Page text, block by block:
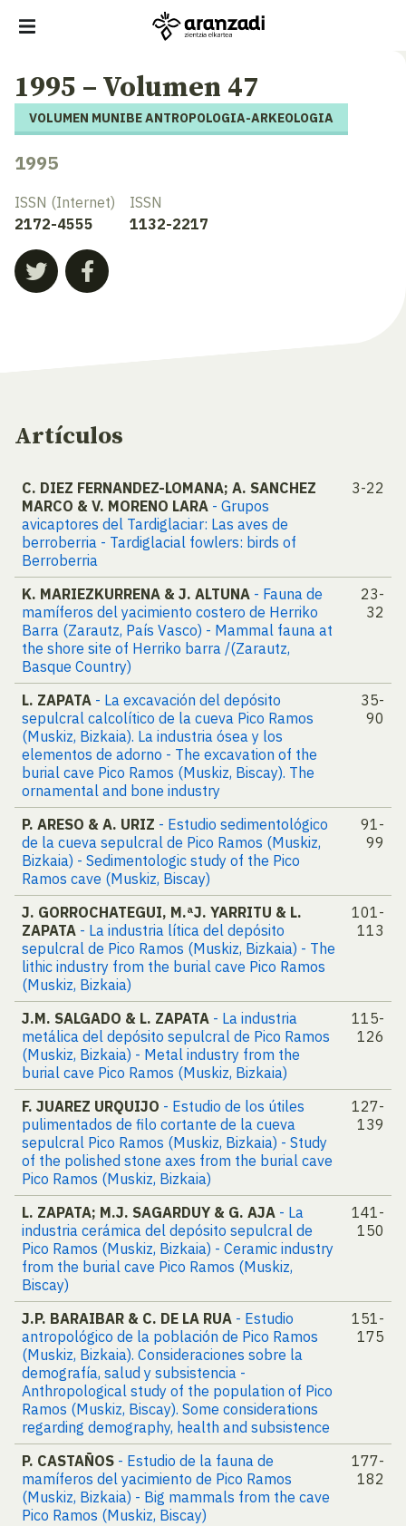
1995 – Volumen 47
VOLUMEN MUNIBE ANTROPOLOGIA-ARKEOLOGIA
1995
ISSN (Internet)
2172-4555
ISSN
1132-2217
Artículos
C. DIEZ FERNANDEZ-LOMANA; A. SANCHEZ
MARCO & V. MORENO LARA - Grupos
avicaptores del Tardiglaciar: Las aves de
berroberria - Tardiglacial fowlers: birds of
Berroberria
3-22
K. MARIEZKURRENA & J. ALTUNA - Fauna de
mamíferos del yacimiento costero de Herriko
Barra (Zarautz, País Vasco) - Mammal fauna at
the shore site of Herriko barra /(Zarautz,
Basque Country)
23-
32
L. ZAPATA - La excavación del depósito
sepulcral calcolítico de la cueva Pico Ramos
(Muskiz, Bizkaia). La industria ósea y los
elementos de adorno - The excavation of the
burial cave Pico Ramos (Muskiz, Biscay). The
ornamental and bone industry
35-
90
P. ARESO & A. URIZ - Estudio sedimentológico
de la cueva sepulcral de Pico Ramos (Muskiz,
Bizkaia) - Sedimentologic study of the Pico
Ramos cave (Muskiz, Biscay)
91-
99
J. GORROCHATEGUI, M.ªJ. YARRITU & L.
ZAPATA - La industria lítica del depósito
sepulcral de Pico Ramos (Muskiz, Bizkaia) - The
lithic industry from the burial cave Pico Ramos
(Muskiz, Bizkaia)
101-
113
J.M. SALGADO & L. ZAPATA - La industria
metálica del depósito sepulcral de Pico Ramos
(Muskiz, Bizkaia) - Metal industry from the
burial cave Pico Ramos (Muskiz, Bizkaia)
115-
126
F. JUAREZ URQUIJO - Estudio de los útiles
pulimentados de filo cortante de la cueva
sepulcral Pico Ramos (Muskiz, Bizkaia) - Study
of the polished stone axes from the burial cave
Pico Ramos (Muskiz, Bizkaia)
127-
139
L. ZAPATA; M.J. SAGARDUY & G. AJA - La
industria cerámica del depósito sepulcral de
Pico Ramos (Muskiz, Bizkaia) - Ceramic industry
from the burial cave Pico Ramos (Muskiz,
Biscay)
141-
150
J.P. BARAIBAR & C. DE LA RUA - Estudio
antropológico de la población de Pico Ramos
(Muskiz, Bizkaia). Consideraciones sobre la
demografía, salud y subsistencia -
Anthropological study of the population of Pico
Ramos (Muskiz, Biscay). Some considerations
regarding demography, health and subsistence
151-
175
P. CASTAÑOS - Estudio de la fauna de
mamíferos del yacimiento de Pico Ramos
(Muskiz, Bizkaia) - Big mammals from the cave
Pico Ramos (Muskiz, Biscay)
177-
182